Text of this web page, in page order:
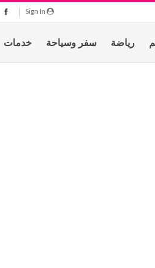
رياضة سفر وسياحة خدمات